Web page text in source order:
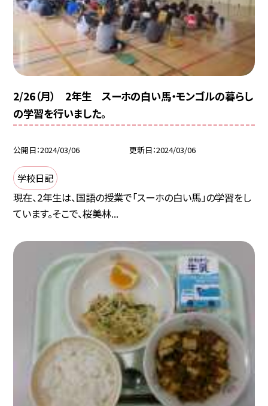
2/26（月） 2年生 スーホの白い馬・モンゴルの暮らし
の学習を行いました。
公開日 2024/03/06 更新日 2024/03/06
学校日記
現在、2年生は、国語の授業で「スーホの白い馬」の学習をし
ています。そこで、桜美林...